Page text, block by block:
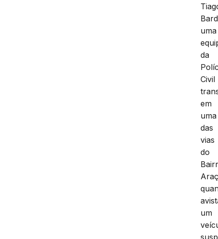
uma
da
Civil
em
uma
das
vias
do
um